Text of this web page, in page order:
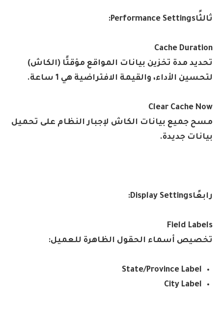
ثالثًاPerformance Settings:
Cache Duration
تحديد مدة تخزين بيانات المواقع مؤقتًا (الكاش)
لتحسين الأداء، والقيمة الافتراضية هي 1 ساعة.
Clear Cache Now
مسح جميع بيانات الكاش لإجبار النظام على تحميل
بيانات جديدة.
رابعًاDisplay Settings:
Field Labels
تخصيص أسماء الحقول الظاهرة للعميل:
State/Province Label
City Label